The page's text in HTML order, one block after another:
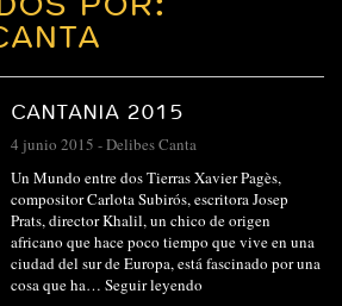
CANTANIA 2015
4 junio 2015 -Delibes Canta
Un Mundo entre dos Tierras Xavier Pagès,
compositor Carlota Subirós, escritora Josep
Prats, director Khalil, un chico de origen
africano que hace poco tiempo que vive en una
ciudad del sur de Europa, está fascinado por una
cosa que ha… Seguir leyendo